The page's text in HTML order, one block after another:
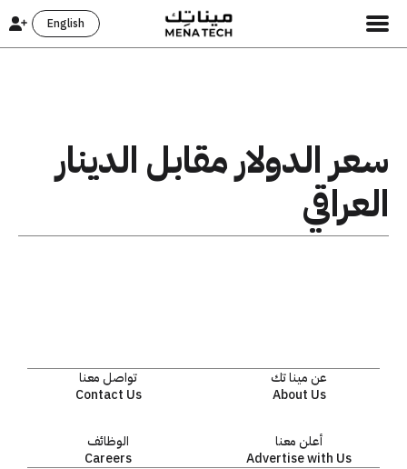
English
سعر الدولار مقابل الدينار
العراقي
عن مينا تك
About Us
تواصل معنا
Contact Us
أعلن معنا
Advertise with Us
الوظائف
Careers